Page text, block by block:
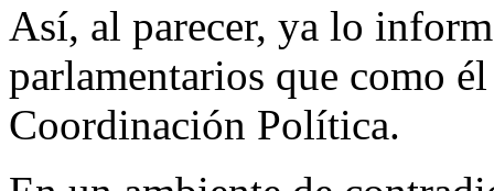
Así, al parecer, ya lo
parlamentarios que como
Coordinación Política.